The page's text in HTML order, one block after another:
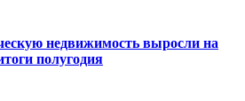
недвижимость выросли на
полугодия